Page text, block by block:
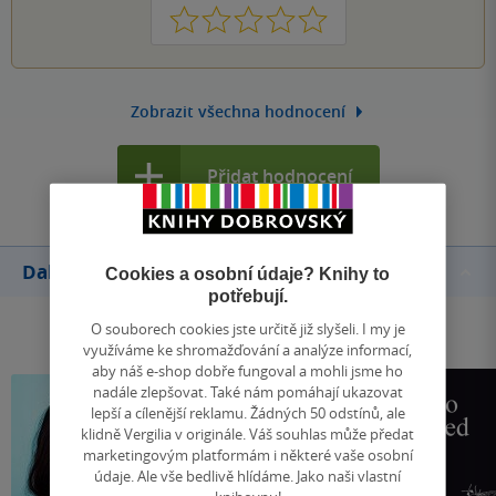
1 2 3 4 5
Zobrazit všechna hodnocení
Přidat hodnocení
Další knihy autoraCookies a osobní údaje? Knihy to
potřebují.
O souborech cookies jste určitě již slyšeli. I my je
využíváme ke shromažďování a analýze informací,
aby náš e-shop dobře fungoval a mohli jsme ho
nadále zlepšovat. Také nám pomáhají ukazovat
lepší a cílenější reklamu. Žádných 50 odstínů, ale
klidně Vergilia v originále. Váš souhlas může předat
marketingovým platformám i některé vaše osobní
údaje. Ale vše bedlivě hlídáme. Jako naši vlastní